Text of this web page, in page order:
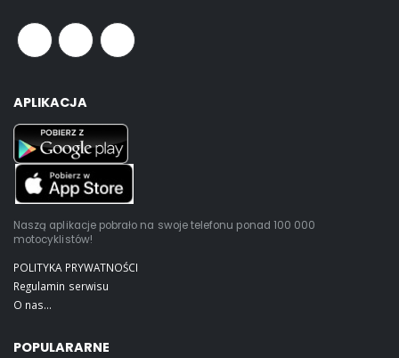
APLIKACJA
Naszą aplikacje pobrało na swoje telefonu ponad 100 000
motocyklistów!
POLITYKA PRYWATNOŚCI
Regulamin serwisu
O nas...
POPULARARNE